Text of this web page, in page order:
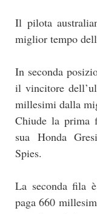
Il pilota
miglior tempo
In seconda
il vincitore
millesimi dalla
Chiude la prima
sua Honda
Spies.
La seconda fila
paga 660